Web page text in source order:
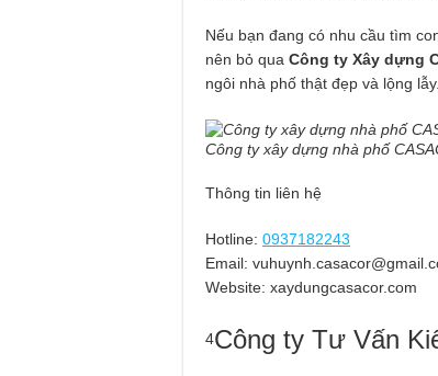
Nếu bạn đang có nhu cầu tìm
nên bỏ qua Công ty Xây dựng
ngôi nhà phố thật đẹp và lộng lẫy.
Công ty xây dựng nhà phố
Thông tin liên hệ
Hotline: 0937182243
Email:
Website: xaydungcasacor.com
4Công ty Tư Vấn